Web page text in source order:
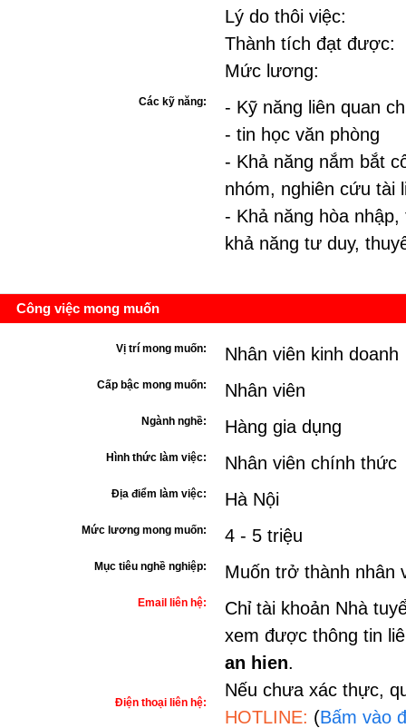
Lý do thôi việc:
Thành tích đạt được:
Mức lương:
Các kỹ năng:
- Kỹ năng liên quan
- tin học văn phòng
- Khả năng nắm bắt
nhóm, nghiên cứu tài
- Khả năng hòa
khả năng tư duy,
Công việc mong muốn
Vị trí mong muốn: Nhân viên kinh doanh
Cấp bậc mong muốn: Nhân viên
Ngành nghề: Hàng gia dụng
Hình thức làm việc: Nhân viên chính thức
Địa điểm làm việc: Hà Nội
Mức lương mong muốn: 4 - 5 triệu
Mục tiêu nghề nghiệp: Muốn trở thành nhân
Email liên hệ:
Chỉ tài khoản Nhà
xem được thông tin
an hien.
Nếu chưa xác thực,
HOTLINE: (Bấm vào
Điện thoại liên hệ: